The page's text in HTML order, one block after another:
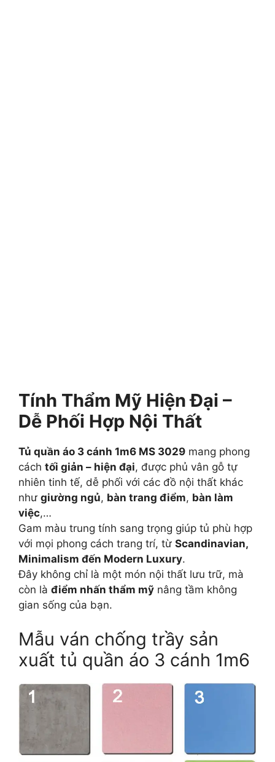
Tính Thẩm Mỹ Hiện Đại –
Dễ Phối Hợp Nội Thất
Tủ quần áo 3 cánh 1m6 MS 3029 mang phong
cách tối giản – hiện đại, được phủ vân gỗ tự
nhiên tinh tế, dễ phối với các đồ nội thất khác
như giường ngủ, bàn trang điểm, bàn làm
việc,…
Gam màu trung tính sang trọng giúp tủ phù hợp
với mọi phong cách trang trí, từ Scandinavian,
Minimalism đến Modern Luxury.
Đây không chỉ là một món nội thất lưu trữ, mà
còn là điểm nhấn thẩm mỹ nâng tầm không
gian sống của bạn.
Mẫu ván chống trầy sản
xuất tủ quần áo 3 cánh 1m6